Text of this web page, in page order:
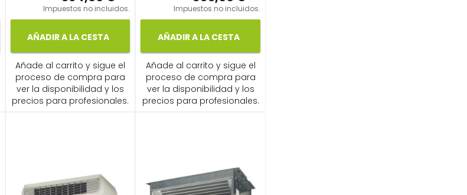
Impuestos no incluidos.
AÑADIR A LA CESTA
Añade al carrito y sigue el
proceso de compra para
ver la disponibilidad y los
precios para profesionales.
Impuestos no incluidos.
AÑADIR A LA CESTA
Añade al carrito y sigue el
proceso de compra para
ver la disponibilidad y los
precios para profesionales.